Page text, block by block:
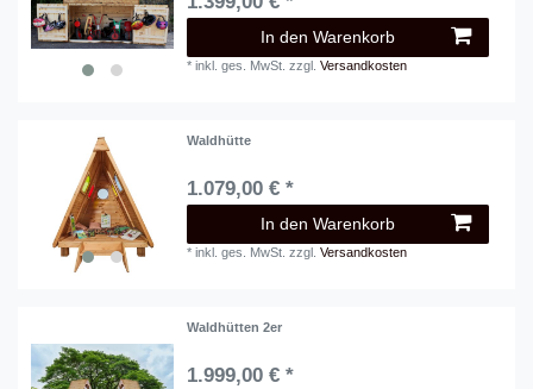
In den Warenkorb
*inkl. ges. MwSt. zzgl.Versandkosten
Waldhütte
1.079,00 € *
In den Warenkorb
*inkl. ges. MwSt. zzgl.Versandkosten
Waldhütten 2er
1.999,00 € *